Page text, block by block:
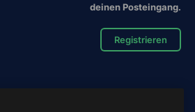
deinen Posteingang.
Registrieren